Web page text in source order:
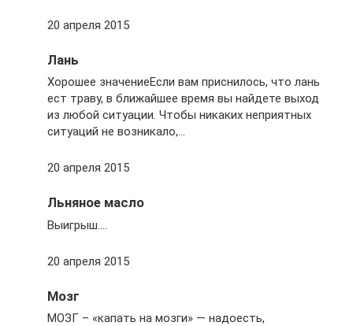
20 апреля 2015
Лань
Хорошее значениеЕсли вам приснилось, что лань
ест траву, в ближайшее время вы найдете выход
из любой ситуации. Чтобы никаких неприятных
ситуаций не возникало,…
20 апреля 2015
Льняное масло
Выигрыш….
20 апреля 2015
Мозг
МОЗГ – «капать на мозги» — надоесть,